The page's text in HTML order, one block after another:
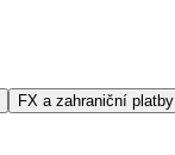
FX a zahraniční platby